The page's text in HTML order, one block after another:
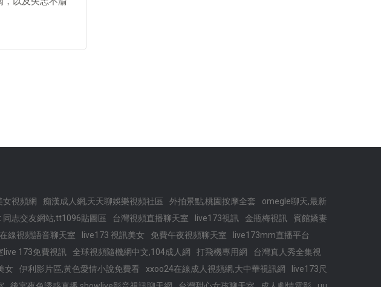
女視頻網 痴漢成人網,天天聊娛樂視頻社區 外拍景點,桃園按摩全套
omegle聊天,最新
同志交友網站,tt1096貼圖區 台灣視頻直播聊天室 live173視訊 金瓶梅視訊
賓館嬌妻
在線視頻語音聊天室 live173 視訊美女 免費午夜視頻聊天室
live173mm直播平台
live 173免費視訊 全球視頻隨機網中文,104成人網 打飛機專用網
台灣真人秀全集視
女 伊利影片區,黃色愛情小說免費看 xxoo24在線成人視頻網,大中華視訊網
live173尺